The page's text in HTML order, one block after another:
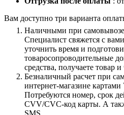
Вам доступно три варианта
Наличными при самовывозе
Специалист свяжется с
уточнить время и
товаросопроводительные
средства, получаете товар и
Безналичный расчет при
интернет-магазине
Потребуются номер, срок
CVV/CVC-код карты. А
SMS.